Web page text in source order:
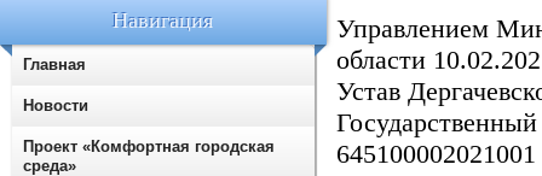
Управлением
области
Устав
645100002021001
Навигация
Главная
Новости
Проект «Комфортная городская
среда»